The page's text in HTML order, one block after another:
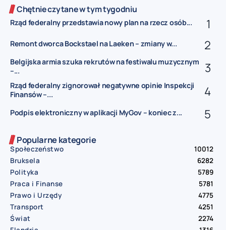
Chętnie czytane w tym tygodniu
Rząd federalny przedstawia nowy plan na rzecz osób...
Remont dworca Bockstael na Laeken – zmiany w...
Belgijska armia szuka rekrutów na festiwalu muzycznym
–...
Rząd federalny zignorował negatywne opinie Inspekcji
Finansów –...
Podpis elektroniczny w aplikacji MyGov – koniec z...
Popularne kategorie
Społeczeństwo
10012
Bruksela
6282
Polityka
5789
Praca i Finanse
5781
Prawo i Urzędy
4775
Transport
4251
Świat
2274